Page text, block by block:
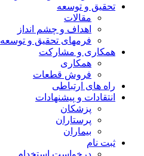
تحقيق و توسعه
مقالات
اهداف و چشم انداز
فرمهای تحقیق و توسعه
همکاری و مشارکت
همکاری
فروش قطعات
راه های ارتباطی
انتقادات و پيشنهادات
پزشكان
پرستاران
بيماران
ثبت نام